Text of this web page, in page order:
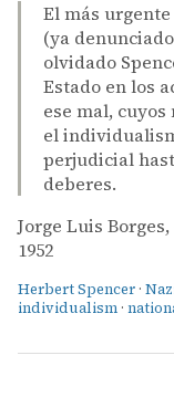
El más
(ya
olvidado
Estado en los
ese mal,
el
perjudicial
deberes.
Jorge Luis Borges,
1952
Herbert Spencer ·
individualism ·